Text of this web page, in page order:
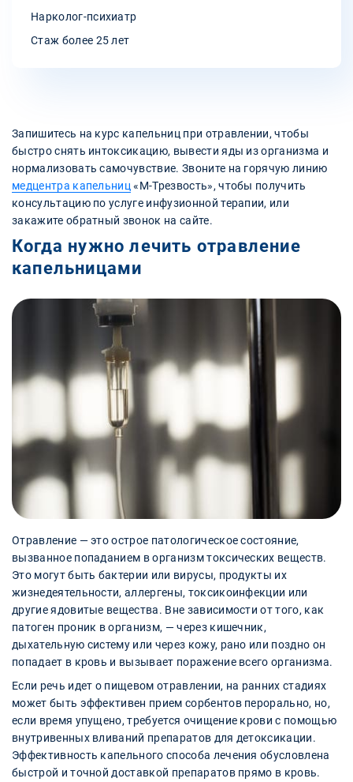
Нарколог-психиатр
Стаж более 25 лет
Запишитесь на курс капельниц при отравлении, чтобы
быстро снять интоксикацию, вывести яды из организма и
нормализовать самочувствие. Звоните на горячую линию
медцентра капельниц «М-Трезвость», чтобы получить
консультацию по услуге инфузионной терапии, или
закажите обратный звонок на сайте.
Когда нужно лечить отравление
капельницами
Отравление — это острое патологическое состояние,
вызванное попаданием в организм токсических веществ.
Это могут быть бактерии или вирусы, продукты их
жизнедеятельности, аллергены, токсикоинфекции или
другие ядовитые вещества. Вне зависимости от того, как
патоген проник в организм, — через кишечник,
дыхательную систему или через кожу, рано или поздно он
попадает в кровь и вызывает поражение всего организма.
Если речь идет о пищевом отравлении, на ранних стадиях
может быть эффективен прием сорбентов перорально, но,
если время упущено, требуется очищение крови с помощью
внутривенных вливаний препаратов для детоксикации.
Эффективность капельного способа лечения обусловлена
быстрой и точной доставкой препаратов прямо в кровь.